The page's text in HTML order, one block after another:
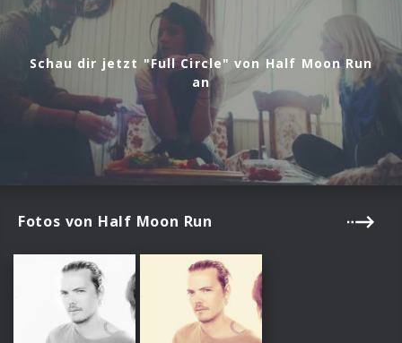
Schau dir jetzt "Full Circle" von Half Moon Run
an
Fotos von Half Moon Run